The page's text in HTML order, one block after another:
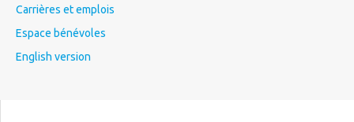
Carrières et emplois
Espace bénévoles
English version